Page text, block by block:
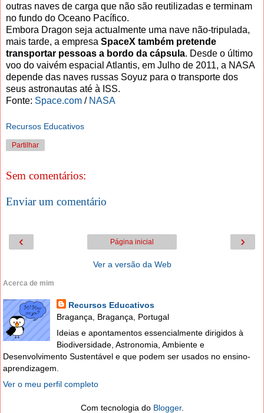
outras naves de carga que não são reutilizadas e terminam
no fundo do Oceano Pacífico.
Embora Dragon seja actualmente uma nave não-tripulada,
mais tarde, a empresa SpaceX também pretende
transportar pessoas a bordo da cápsula. Desde o último
voo do vaivém espacial Atlantis, em Julho de 2011, a NASA
depende das naves russas Soyuz para o transporte dos
seus astronautas até à ISS.
Fonte: Space.com / NASA
Recursos Educativos
Partilhar
Sem comentários:
Enviar um comentário
‹ ›
Página inicial
Ver a versão da Web
Acerca de mim
Recursos Educativos
Bragança, Bragança, Portugal
Ideias e apontamentos essencialmente dirigidos à
Biodiversidade, Astronomia, Ambiente e
Desenvolvimento Sustentável e que podem ser usados no ensino-
aprendizagem.
Ver o meu perfil completo
Com tecnologia do Blogger.